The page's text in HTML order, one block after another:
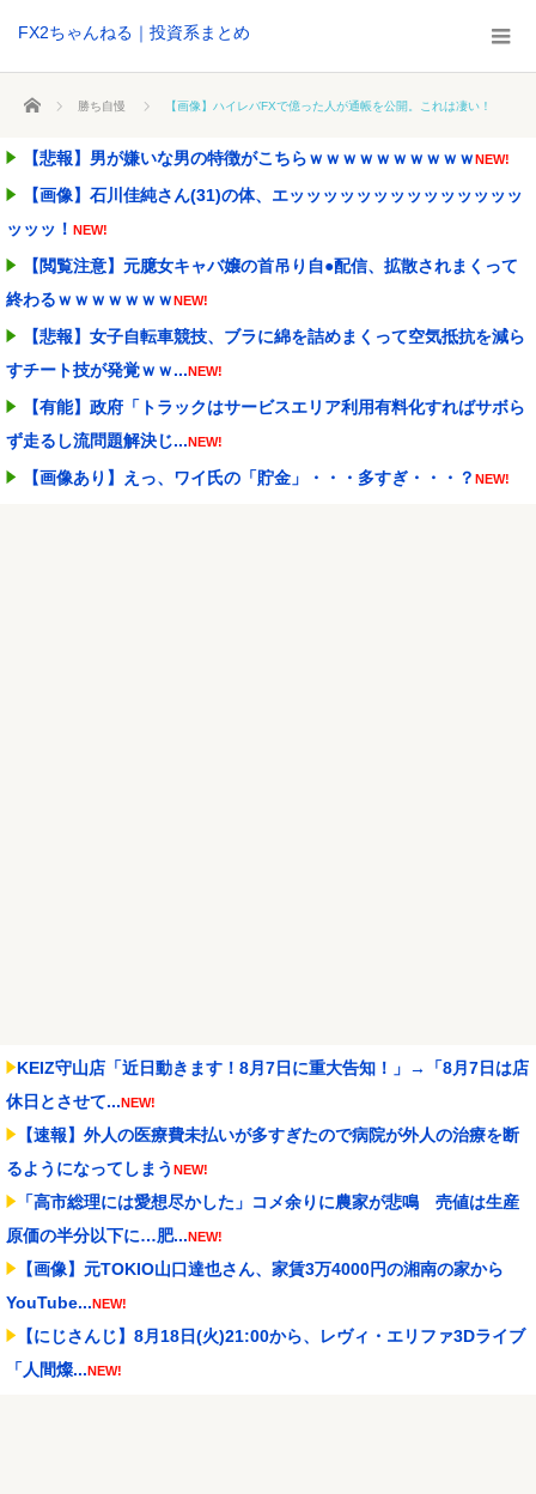
FX2ちゃんねる｜投資系まとめ
ホーム 勝ち自慢 【画像】ハイレバFXで億った人が通帳を公開。これは凄い！
【悲報】男が嫌いな男の特徴がこちらｗｗｗｗｗｗｗｗｗｗNEW!
【画像】石川佳純さん(31)の体、エッッッッッッッッッッッッッッ
ッッッ！ NEW!
【閲覧注意】元臆女キャバ嬢の首吊り自●配信、拡散されまくって
終わるｗｗｗｗｗｗｗNEW!
【悲報】女子自転車競技、ブラに綿を詰めまくって空気抵抗を減ら
すチート技が発覚ｗｗ...NEW!
【有能】政府「トラックはサービスエリア利用有料化すればサボら
ず走るし流問題解決じ...NEW!
【画像あり】えっ、ワイ氏の「貯金」・・・多すぎ・・・？ NEW!
KEIZ守山店「近日動きます！8月7日に重大告知！」→「8月7日は店
休日とさせて...NEW!
【速報】外人の医療費未払いが多すぎたので病院が外人の治療を断
るようになってしまう NEW!
「高市総理には愛想尽かした」コメ余りに農家が悲鳴 売値は生産
原価の半分以下に…肥...NEW!
【画像】元TOKIO山口達也さん、家賃3万4000円の湘南の家から
YouTube...NEW!
【にじさんじ】8月18日(火)21:00から、レヴィ・エリファ3Dライブ
「人間燦...NEW!